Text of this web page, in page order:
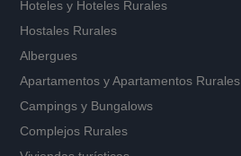
Hoteles y Hoteles Rurales
Hostales Rurales
Albergues
Apartamentos yApartamentos Rurales
Campings y Bungalows
Complejos Rurales